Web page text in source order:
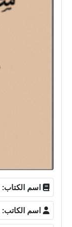
اسم الكتاب:
اسم الكاتب: